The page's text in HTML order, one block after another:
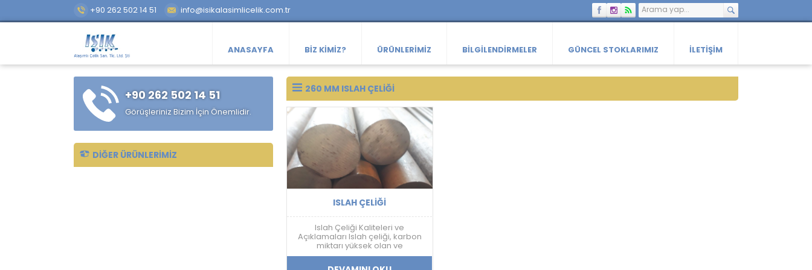
+90 262 502 14 51 info@isikalasimlicelik.com.tr
ANASAYFA BIZ KIMIZ? ÜRÜNLERIMIZ BILGILENDIRMELER GÜNCEL STOKLARIMIZ İLETIŞIM
260 MM ISLAH ÇELIĞI
ISLAH ÇELIĞI
Islah Çeliği Kaliteleri ve
Açıklamaları Islah çeliği, karbon
miktarı yüksek olan ve
sertleştirme işlemine uygun olan
çeliklerdir. Islah çeliği, farklı
+90 262 502 14 51
Görüşleriniz Bizim İçin Önemlidir.
DIĞER ÜRÜNLERIMIZ